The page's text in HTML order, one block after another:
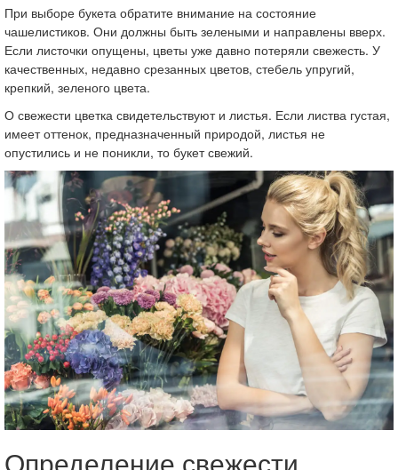
При выборе букета обратите внимание на состояние
чашелистиков. Они должны быть зелеными и направлены вверх.
Если листочки опущены, цветы уже давно потеряли свежесть. У
качественных, недавно срезанных цветов, стебель упругий,
крепкий, зеленого цвета.
О свежести цветка свидетельствуют и листья. Если листва густая,
имеет оттенок, предназначенный природой, листья не
опустились и не поникли, то букет свежий.